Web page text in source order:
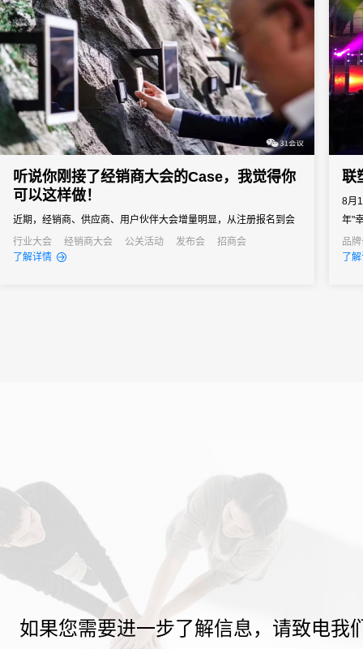
听说你刚接了经销商大会的Case，我觉得你
可以这样做！
近期，经销商、供应商、用户伙伴大会增量明显，从注册报名到会
议签到，从产品展示到会议活动，31会议助力活动变得与众不同。
行业大会 经销商大会 公关活动 发布会
招商会
了解详情
联
8月
年"
演
盛
品
了
如果您需要进一步了解信息，请致电我